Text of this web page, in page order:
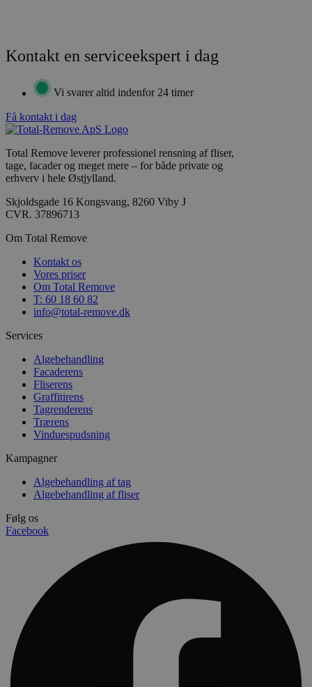
Kontakt en serviceekspert i dag
Vi svarer altid indenfor 24 timer
Få kontakt i dag
Total Remove leverer professionel rensning af fliser,
tage, facader og meget mere – for både private og
erhverv i hele Østjylland.
Skjoldsgade 16 Kongsvang, 8260 Viby J
CVR. 37896713
Om Total Remove
Kontakt os
Vores priser
Om Total Remove
T: 60 18 60 82
info@total-remove.dk
Services
Algebehandling
Facaderens
Fliserens
Graffitirens
Tagrenderens
Trærens
Vinduespudsning
Kampagner
Algebehandling af tag
Algebehandling af fliser
Følg os
Facebook